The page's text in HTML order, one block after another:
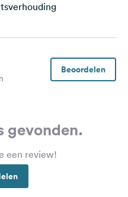
Beoordelen
gevonden.
een review!